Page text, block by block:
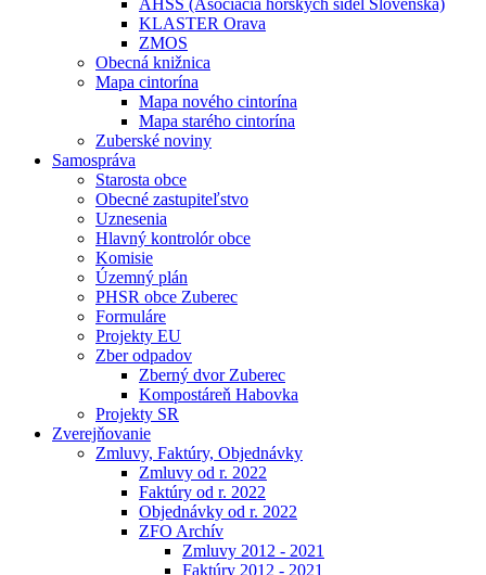
AHSS (Asociácia horských sídel Slovenska)
KLASTER Orava
ZMOS
Obecná knižnica
Mapa cintorína
Mapa nového cintorína
Mapa starého cintorína
Zuberské noviny
Samospráva
Starosta obce
Obecné zastupiteľstvo
Uznesenia
Hlavný kontrolór obce
Komisie
Územný plán
PHSR obce Zuberec
Formuláre
Projekty EU
Zber odpadov
Zberný dvor Zuberec
Kompostáreň Habovka
Projekty SR
Zverejňovanie
Zmluvy, Faktúry, Objednávky
Zmluvy od r. 2022
Faktúry od r. 2022
Objednávky od r. 2022
ZFO Archív
Zmluvy 2012 - 2021
Faktúry 2012 - 2021